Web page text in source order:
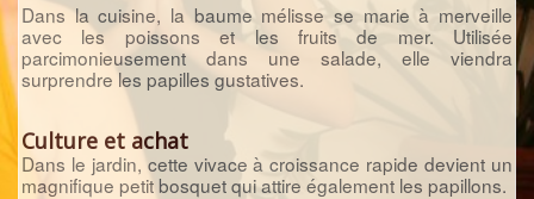
Dans la cuisine, la baume mélisse se marie à merveille
avec les poissons et les fruits de mer. Utilisée
parcimonieusement dans une salade, elle viendra
surprendre les papilles gustatives.
Culture et achat
Dans le jardin, cette vivace à croissance rapide devient un
magnifique petit bosquet qui attire également les papillons.